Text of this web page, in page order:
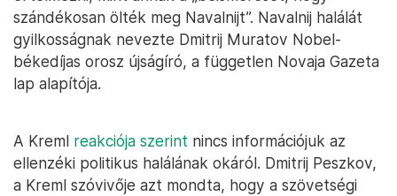
szándékosan ölték meg Navalnijt”. Navalnij halálát
gyilkosságnak nevezte Dmitrij Muratov Nobel-
békedíjas orosz újságíró, a független Novaja Gazeta
lap alapítója.
A Kreml reakciója szerint nincs információjuk az
ellenzéki politikus halálának okáról. Dmitrij Peszkov,
a Kreml szóvivője azt mondta, hogy a szövetségi